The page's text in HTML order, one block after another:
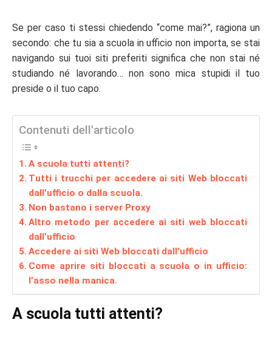
Se per caso ti stessi chiedendo “come mai?”, ragiona un
secondo: che tu sia a scuola in ufficio non importa, se stai
navigando sui tuoi siti preferiti significa che non stai né
studiando né lavorando… non sono mica stupidi il tuo
preside o il tuo capo.
Contenuti dell'articolo
A scuola tutti attenti?
Tutti i trucchi per accedere ai siti Web bloccati
dall’ufficio o dalla scuola.
Non bastano i server Proxy
Altro metodo per accedere ai siti web bloccati
dall’ufficio
Accedere ai siti Web bloccati dall’ufficio
Come aprire siti bloccati a scuola o in ufficio:
l’asso nella manica.
A scuola tutti attenti?